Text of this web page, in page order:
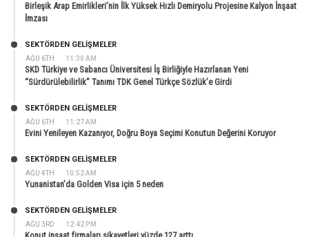
Birleşik Arap Emirlikleri’nin İlk Yüksek Hızlı Demiryolu Projesine Kalyon İnşaat
İmzası
AĞU 6TH 11:30 AM
SEKTÖRDEN GELIŞMELER
SKD Türkiye ve Sabancı Üniversitesi İş Birliğiyle Hazırlanan Yeni
“Sürdürülebilirlik” Tanımı TDK Genel Türkçe Sözlük’e Girdi
AĞU 6TH 11:27 AM
SEKTÖRDEN GELIŞMELER
Evini Yenileyen Kazanıyor, Doğru Boya Seçimi Konutun Değerini Koruyor
AĞU 4TH 10:52 AM
SEKTÖRDEN GELIŞMELER
Yunanistan’da Golden Visa için 5 neden
AĞU 3RD 12:42 PM
SEKTÖRDEN GELIŞMELER